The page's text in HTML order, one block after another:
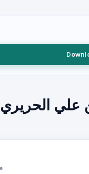
علي